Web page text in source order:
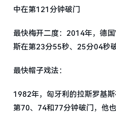
中在第121分钟破门
最快梅开二度：2014年，德
斯在第23分55秒、25分04秒
最快帽子戏法：
1982年，匈牙利的拉斯罗基
第70、74和77分钟破门，他